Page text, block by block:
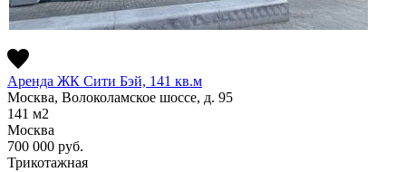
Аренда ЖК Сити Бэй, 141 кв.м
Москва, Волоколамское шоссе, д. 95
141 м2
Москва
700 000 руб.
Трикотажная